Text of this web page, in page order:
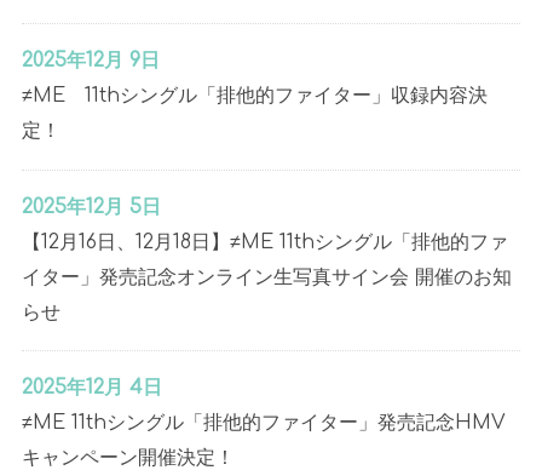
2025年12月 9日
≠ME 11thシングル「排他的ファイター」収録内容決
定！
2025年12月 5日
【12月16日、12月18日】≠ME 11thシングル「排他的ファ
イター」発売記念オンライン生写真サイン会 開催のお知
らせ
2025年12月 4日
≠ME 11thシングル「排他的ファイター」発売記念HMV
キャンペーン開催決定！